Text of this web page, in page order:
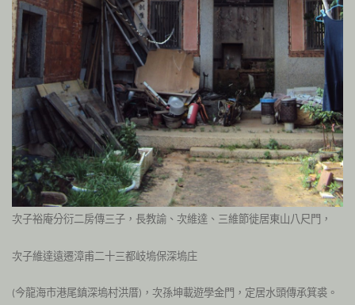
次子裕庵分衍二房傳三子，長教諭、次維達、三維節徙居東山八尺門，
次子維達遠遷漳甫二十三都岐塢保深塢庄
(今龍海市港尾鎮深塢村洪厝) ，次孫坤載遊學金門，定居水頭傳承箕裘。